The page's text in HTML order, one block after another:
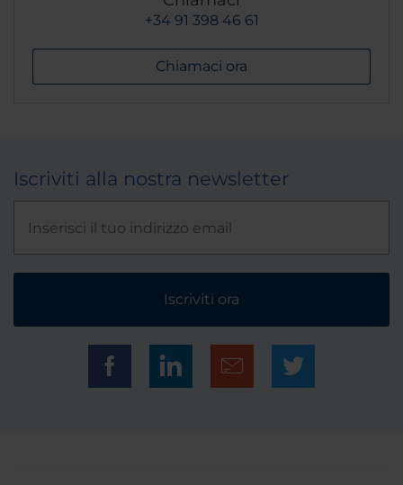
+34 91 398 46 61
Chiamaci ora
Iscriviti alla nostra newsletter
Iscriviti ora